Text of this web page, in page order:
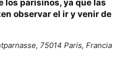
los parisinos, ya que las
observar el ir y venir de
75014 Paris, Francia